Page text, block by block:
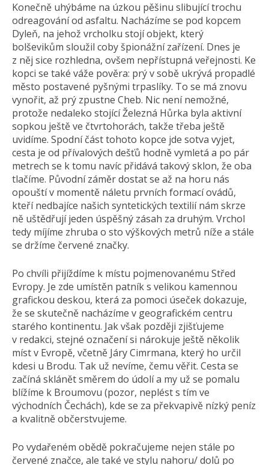
Konečně uhýbáme na úzkou pěšinu slibující trochu
odreagování od asfaltu. Nacházíme se pod kopcem
Dyleň, na jehož vrcholku stojí objekt, který
bolševikům sloužil coby špionážní zařízení. Dnes je
z něj sice rozhledna, ovšem nepřístupná veřejnosti. Ke
kopci se také váže pověra: prý v sobě ukrývá propadlé
město postavené pyšnými trpaslíky. To se má znovu
vynořit, až prý zpustne Cheb. Nic není nemožné,
protože nedaleko stojící Železná Hůrka byla aktivní
sopkou ještě ve čtvrtohorách, takže třeba ještě
uvidíme. Spodní část tohoto kopce jde sotva vyjet,
cesta je od přívalových dešťů hodně vymletá a po pár
metrech se k tomu navíc přidává takový sklon, že oba
tlačíme. Původní záměr dostat se až na horu nás
opouští v momentě náletu prvních formací ovádů,
kteří nedbajíce našich syntetických textilií nám skrze
ně uštědřují jeden úspěšný zásah za druhým. Vrchol
tedy míjíme zhruba o sto výškových metrů níže a stále
se držíme červené značky.
Po chvíli přijíždíme k místu pojmenovanému Střed
Evropy. Je zde umístěn patník s velikou kamennou
grafickou deskou, která za pomoci úseček dokazuje,
že se skutečně nacházíme v geografickém centru
starého kontinentu. Jak však později zjišťujeme
v redakci, stejné označení si nárokuje ještě několik
míst v Evropě, včetně Járy Cimrmana, který ho určil
kdesi u Brodu. Tak už nevíme, čemu věřit. Cesta se
začíná sklánět směrem do údolí a my už se pomalu
blížíme k Broumovu (pozor, neplést s tím ve
východních Čechách), kde se za překvapivě nízký peníz
a kvalitně občerstvujeme.
Po vydařeném obědě pokračujeme nejen stále po
červené značce, ale také ve stylu nahoru/ dolů po